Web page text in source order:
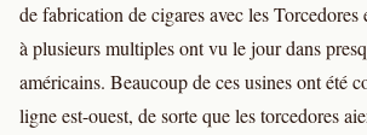
de fabrication de cigares avec les Torcedores
à plusieurs multiples ont vu le jour dans
américains. Beaucoup de ces usines ont été
ligne est-ouest, de sorte que les torcedores